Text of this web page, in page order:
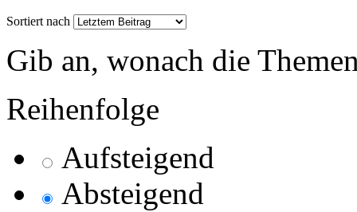
Sortiert nach
Gib an, wonach die
Reihenfolge
Aufsteigend
Absteigend